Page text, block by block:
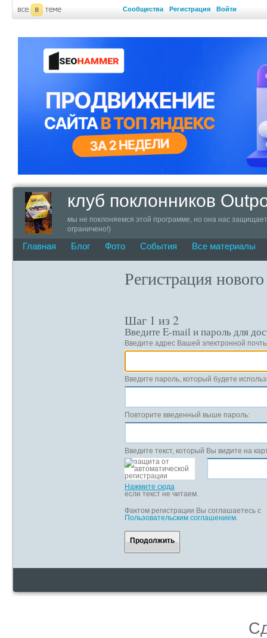
Сообщества Регистрация Войти
клуб поклонников
мы не поклоняемся этой программе, но она нас
ограничено!)
Главная Блог Фото События Все материалы
Регистрация
Шаг 1 из 2
Введите E-mail и пароль для
Введите адрес Вашей электронной
Введите пароль, который будете
Повторите введенный выше пароль:
Введите текст, который Вы видите на
Нажмите сюда
если текст не читаем.
Фактом регистрации Вы соглашаетесь с
Пользовательским соглашением.
Продолжить